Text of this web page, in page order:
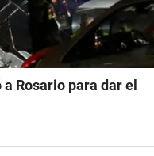
Rosario para dar el